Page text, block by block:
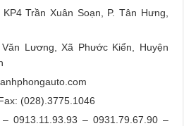
Trần Xuân Soạn, P. Tân Hưng,
Lương, Xã Phước Kiển, Huyện
(028).3775.1046
0913.11.93.93 – 0931.79.67.90 –